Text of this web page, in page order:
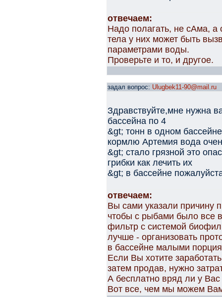
отвечаем:
Надо полагать, не сАма,
тела у них может быть
параметрами воды.
Проверьте и то, и другое.
задал вопрос: Ulugbek11-90@mail.ru
Здравствуйте,мне нужна
бассейна по 4
&gt; тонн в одном
кормлю Артемия вода
&gt; стало грязной это
грибки как лечить их
&gt; в бассейне
отвечаем:
Вы сами указали причину
чтобы с рыбами было все
фильтр с системой
лучше - организовать
в бассейне малыми
Если Вы хотите
затем продав, нужно
А бесплатно вряд ли у Вас
Вот все, чем мы можем